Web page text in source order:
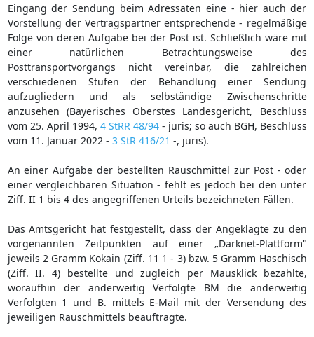
Eingang der Sendung beim Adressaten eine - hier auch der
Vorstellung der Vertragspartner entsprechende - regelmäßige
Folge von deren Aufgabe bei der Post ist. Schließlich wäre mit
einer natürlichen Betrachtungsweise des
Posttransportvorgangs nicht vereinbar, die zahlreichen
verschiedenen Stufen der Behandlung einer Sendung
aufzugliedern und als selbständige Zwischenschritte
anzusehen (Bayerisches Oberstes Landesgericht, Beschluss
vom 25. April 1994, 4 StRR 48/94- juris; so auch BGH, Beschluss
vom 11. Januar 2022 - 3 StR 416/21 -, juris).
An einer Aufgabe der bestellten Rauschmittel zur Post - oder
einer vergleichbaren Situation - fehlt es jedoch bei den unter
Ziff. II 1 bis 4 des angegriffenen Urteils bezeichneten Fällen.
Das Amtsgericht hat festgestellt, dass der Angeklagte zu den
vorgenannten Zeitpunkten auf einer „Darknet-Plattform"
jeweils 2 Gramm Kokain (Ziff. 11 1 - 3) bzw. 5 Gramm Haschisch
(Ziff. II. 4) bestellte und zugleich per Mausklick bezahlte,
woraufhin der anderweitig Verfolgte BM die anderweitig
Verfolgten 1 und B. mittels E-Mail mit der Versendung des
jeweiligen Rauschmittels beauftragte.